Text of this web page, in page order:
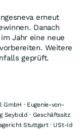
erneut
Danach
Jahr eine neue
Weitere
geprüft.
· Eugenie-von-
Seybold · Geschäftssitz
Stuttgart · USt-Id